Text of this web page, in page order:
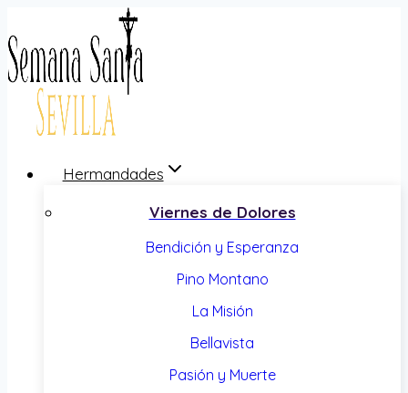
al
contenido
Hermandades
Viernes de Dolores
Bendición y Esperanza
Pino Montano
La Misión
Bellavista
Pasión y Muerte